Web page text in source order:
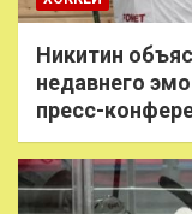
Никитин
недавнего
пресс-